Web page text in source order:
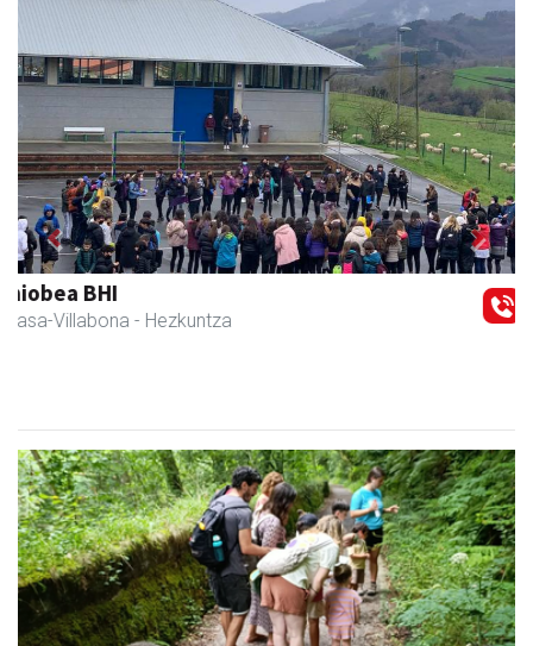
Zubimusu Ikastola
Amasa-Villabona - Hezkuntza
Previous Next